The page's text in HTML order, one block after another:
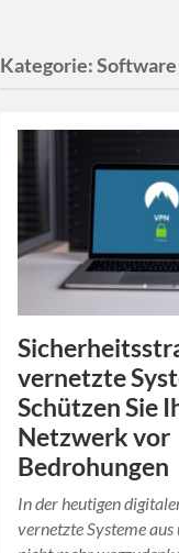
Kategorie:Software
vernetzte
Schützen Sie
Netzwerk vor
Bedrohungen
In der heutigen
vernetzte Systeme